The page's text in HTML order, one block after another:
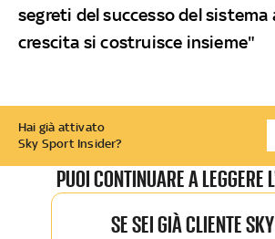
segreti del successo del sistema
crescita si costruisce insieme"
Hai già attivato
Sky Sport Insider?
PUOI CONTINUARE A LEGGERE
SE SEI GIÀ CLIENTE